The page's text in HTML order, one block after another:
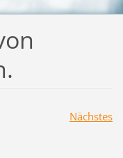
Nächstes